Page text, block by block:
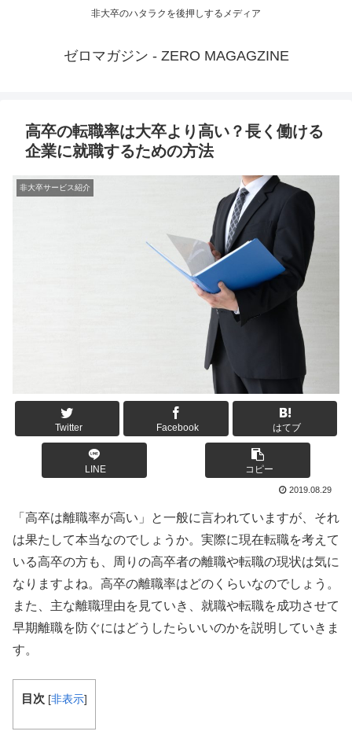
非大卒のハタラクを後押しするメディア
ゼロマガジン - ZERO MAGAGZINE
高卒の転職率は大卒より高い？長く働ける
企業に就職するための方法
非大卒サービス紹介
Twitter Facebook はてブ
LINE コピー
2019.08.29
「高卒は離職率が高い」と一般に言われていますが、それ
は果たして本当なのでしょうか。実際に現在転職を考えて
いる高卒の方も、周りの高卒者の離職や転職の現状は気に
なりますよね。高卒の離職率はどのくらいなのでしょう。
また、主な離職理由を見ていき、就職や転職を成功させて
早期離職を防ぐにはどうしたらいいのかを説明していきま
す。
目次 [非表示]